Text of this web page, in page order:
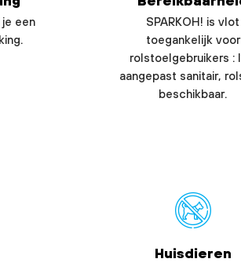
je een
SPARKOH! is vlot
toegankelijk voor
rolstoelgebruikers :
aangepast sanitair,
beschikbaar.
Huisdieren